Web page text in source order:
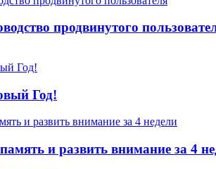
продвинутого
Год!
и развить внимание за 4